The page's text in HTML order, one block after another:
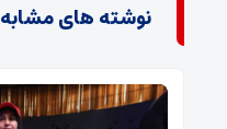
نوشته های مشابه